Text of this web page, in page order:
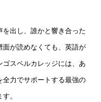
出し、誰かと響き合った
が読めなくても、英語が
スペルカレッジには、あ
力でサポートする最強の
。